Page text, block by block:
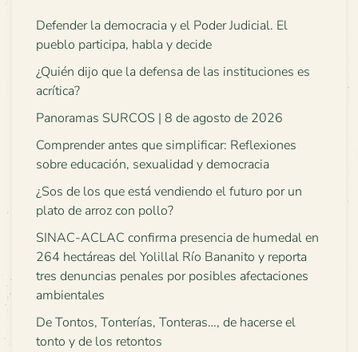
Defender la democracia y el Poder Judicial. El
pueblo participa, habla y decide
¿Quién dijo que la defensa de las instituciones es
acrítica?
Panoramas SURCOS | 8 de agosto de 2026
Comprender antes que simplificar: Reflexiones
sobre educación, sexualidad y democracia
¿Sos de los que está vendiendo el futuro por un
plato de arroz con pollo?
SINAC-ACLAC confirma presencia de humedal en
264 hectáreas del Yolillal Río Bananito y reporta
tres denuncias penales por posibles afectaciones
ambientales
De Tontos, Tonterías, Tonteras…, de hacerse el
tonto y de los retontos